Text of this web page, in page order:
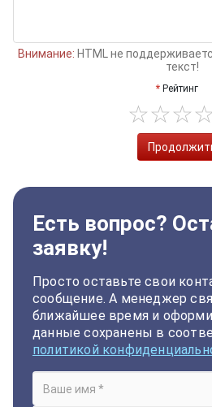
Внимание: HTML не
текст!
Рейтинг
Есть вопрос?
заявку!
Просто оставьте свои
сообщение. А менеджер
ближайшее время и
данные сохранены в
политикой